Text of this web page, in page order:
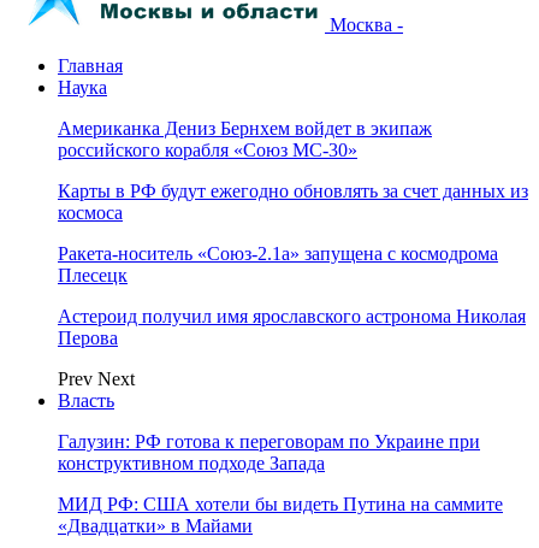
Москва -
Главная
Наука
Американка Дениз Бернхем войдет в экипаж
российского корабля «Союз МС-30»
Карты в РФ будут ежегодно обновлять за счет данных из
космоса
Ракета-носитель «Союз-2.1а» запущена с космодрома
Плесецк
Астероид получил имя ярославского астронома Николая
Перова
Prev Next
Власть
Галузин: РФ готова к переговорам по Украине при
конструктивном подходе Запада
МИД РФ: США хотели бы видеть Путина на саммите
«Двадцатки» в Майами